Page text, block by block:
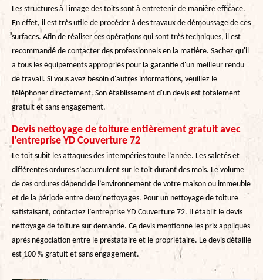
Les structures à l'image des toits sont à entretenir de manière efficace.
En effet, il est très utile de procéder à des travaux de démoussage de ces
surfaces. Afin de réaliser ces opérations qui sont très techniques, il est
recommandé de contacter des professionnels en la matière. Sachez qu'il
a tous les équipements appropriés pour la garantie d'un meilleur rendu
de travail. Si vous avez besoin d'autres informations, veuillez le
téléphoner directement. Son établissement d'un devis est totalement
gratuit et sans engagement.
Devis nettoyage de toiture entièrement gratuit avec
l’entreprise YD Couverture 72
Le toit subit les attaques des intempéries toute l’année. Les saletés et
différentes ordures s’accumulent sur le toit durant des mois. Le volume
de ces ordures dépend de l’environnement de votre maison ou immeuble
et de la période entre deux nettoyages. Pour un nettoyage de toiture
satisfaisant, contactez l’entreprise YD Couverture 72. Il établit le devis
nettoyage de toiture sur demande. Ce devis mentionne les prix appliqués
après négociation entre le prestataire et le propriétaire. Le devis détaillé
est 100 % gratuit et sans engagement.